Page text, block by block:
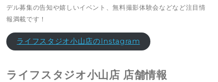
デル募集の告知や嬉しいイベント、無料撮影体験会などなど注目情
報満載です！
ライフスタジオ小山店のInstagram
ライフスタジオ小山店 店舗情報